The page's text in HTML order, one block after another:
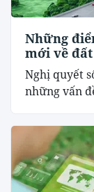
Những
mới về
Nghị quyết
những vấn